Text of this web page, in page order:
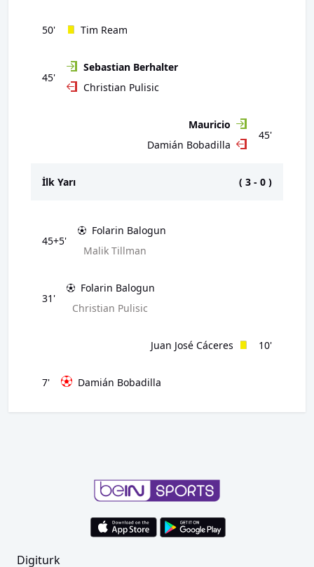
50' Tim Ream
45'
Sebastian Berhalter
Christian Pulisic
45'
Mauricio
Damián Bobadilla
İlk Yarı ( 3 - 0 )
45+5'
Folarin Balogun
Malik Tillman
31'
Folarin Balogun
Christian Pulisic
10'
Juan José Cáceres
7' Damián Bobadilla
Digiturk